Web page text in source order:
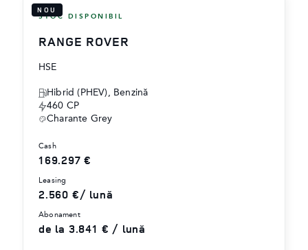
NOU
STOC DISPONIBIL
RANGE ROVER
HSE
Hibrid (PHEV), ‎Benzină
460 CP
Charante Grey
cash
169.297 €
leasing
2.560 €/ lună
abonament
de la 3.841 € / lună